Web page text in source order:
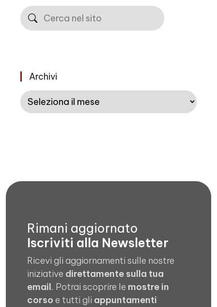
Cerca
Archivi
Archivi
Rimani aggiornato
Iscriviti alla Newsletter
Ricevi gli aggiornamenti sulle nostre
iniziative direttamente sulla tua
email. Potrai scoprire le mostre in
corso e tutti gli appuntamenti